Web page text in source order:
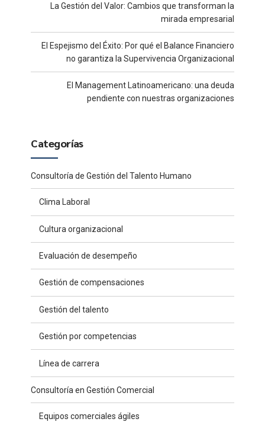
La Gestión del Valor: Cambios que transforman la
mirada empresarial
El Espejismo del Éxito: Por qué el Balance Financiero
no garantiza la Supervivencia Organizacional
El Management Latinoamericano: una deuda
pendiente con nuestras organizaciones
Categorías
Consultoría de Gestión del Talento Humano
Clima Laboral
Cultura organizacional
Evaluación de desempeño
Gestión de compensaciones
Gestión del talento
Gestión por competencias
Línea de carrera
Consultoría en Gestión Comercial
Equipos comerciales ágiles